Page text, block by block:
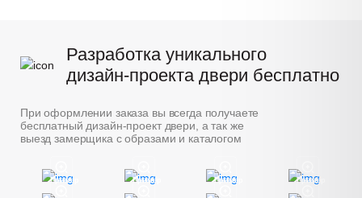
Разработка уникального
дизайн-проекта двери бесплатно
При оформлении заказа вы всегда получаете
бесплатный дизайн-проект двери, а так же
выезд замерщика с образами и каталогом
Пример Пример Пример Пример